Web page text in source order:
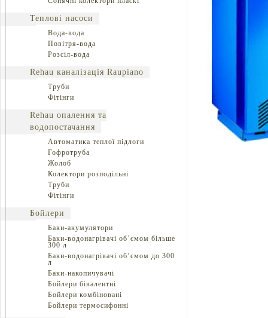
Теплові насоси
Вода-вода
Повітря-вода
Розсіл-вода
Rehau каналізація Raupiano
Труби
Фітінги
Rehau опалення та
водопостачання
Автоматика теплої підлоги
Гофротруба
Жолоб
Колектори розподільні
Труби
Фітінги
Бойлери
Баки-акумулятори
Баки-водонагрівачі об’ємом більше
300 л
Баки-водонагрівачі об’ємом до 300
л
Баки-накопичувачі
Бойлери бівалентні
Бойлери комбіновані
Бойлери термосифонні